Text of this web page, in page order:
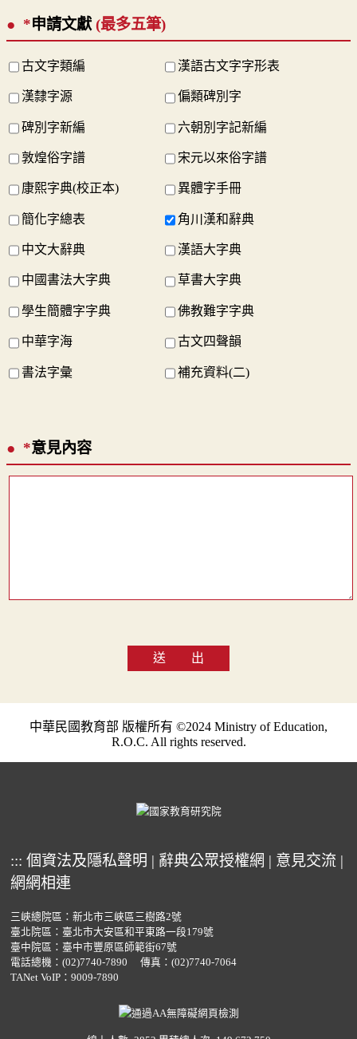
*申請文獻(最多五筆)
古文字類編 漢語古文字字形表
漢隸字源 偏類碑別字
碑別字新編 六朝別字記新編
敦煌俗字譜 宋元以來俗字譜
康熙字典(校正本) 異體字手冊
簡化字總表 角川漢和辭典
中文大辭典 漢語大字典
中國書法大字典 草書大字典
學生簡體字字典 佛教難字字典
中華字海 古文四聲韻
書法字彙 補充資料(二)
*意見內容
送 出
中華民國教育部 版權所有 ©2024 Ministry of Education,
R.O.C. All rights reserved.
::: 個資法及隱私聲明 | 辭典公眾授權網 | 意見交流 |
網網相連
三峽總院區：新北市三峽區三樹路2號
臺北院區：臺北市大安區和平東路一段179號
臺中院區：臺中市豐原區師範街67號
電話總機： (02)7740-7890
傳真：(02)7740-7064
TANet VoIP：9009-7890